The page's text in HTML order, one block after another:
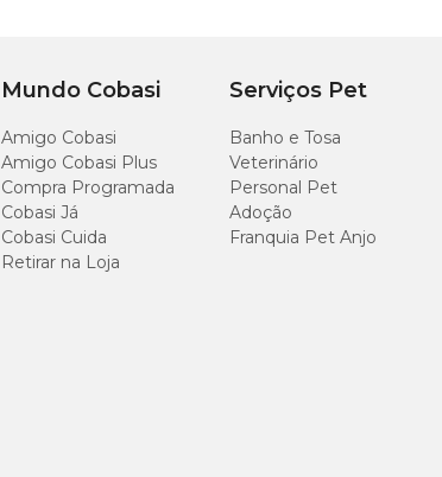
Mundo Cobasi
Amigo Cobasi
Amigo Cobasi Plus
Compra Programada
Cobasi Já
Cobasi Cuida
Retirar na Loja
Serviços Pet
Banho e Tosa
Veterinário
Personal Pet
Adoção
Franquia Pet Anjo